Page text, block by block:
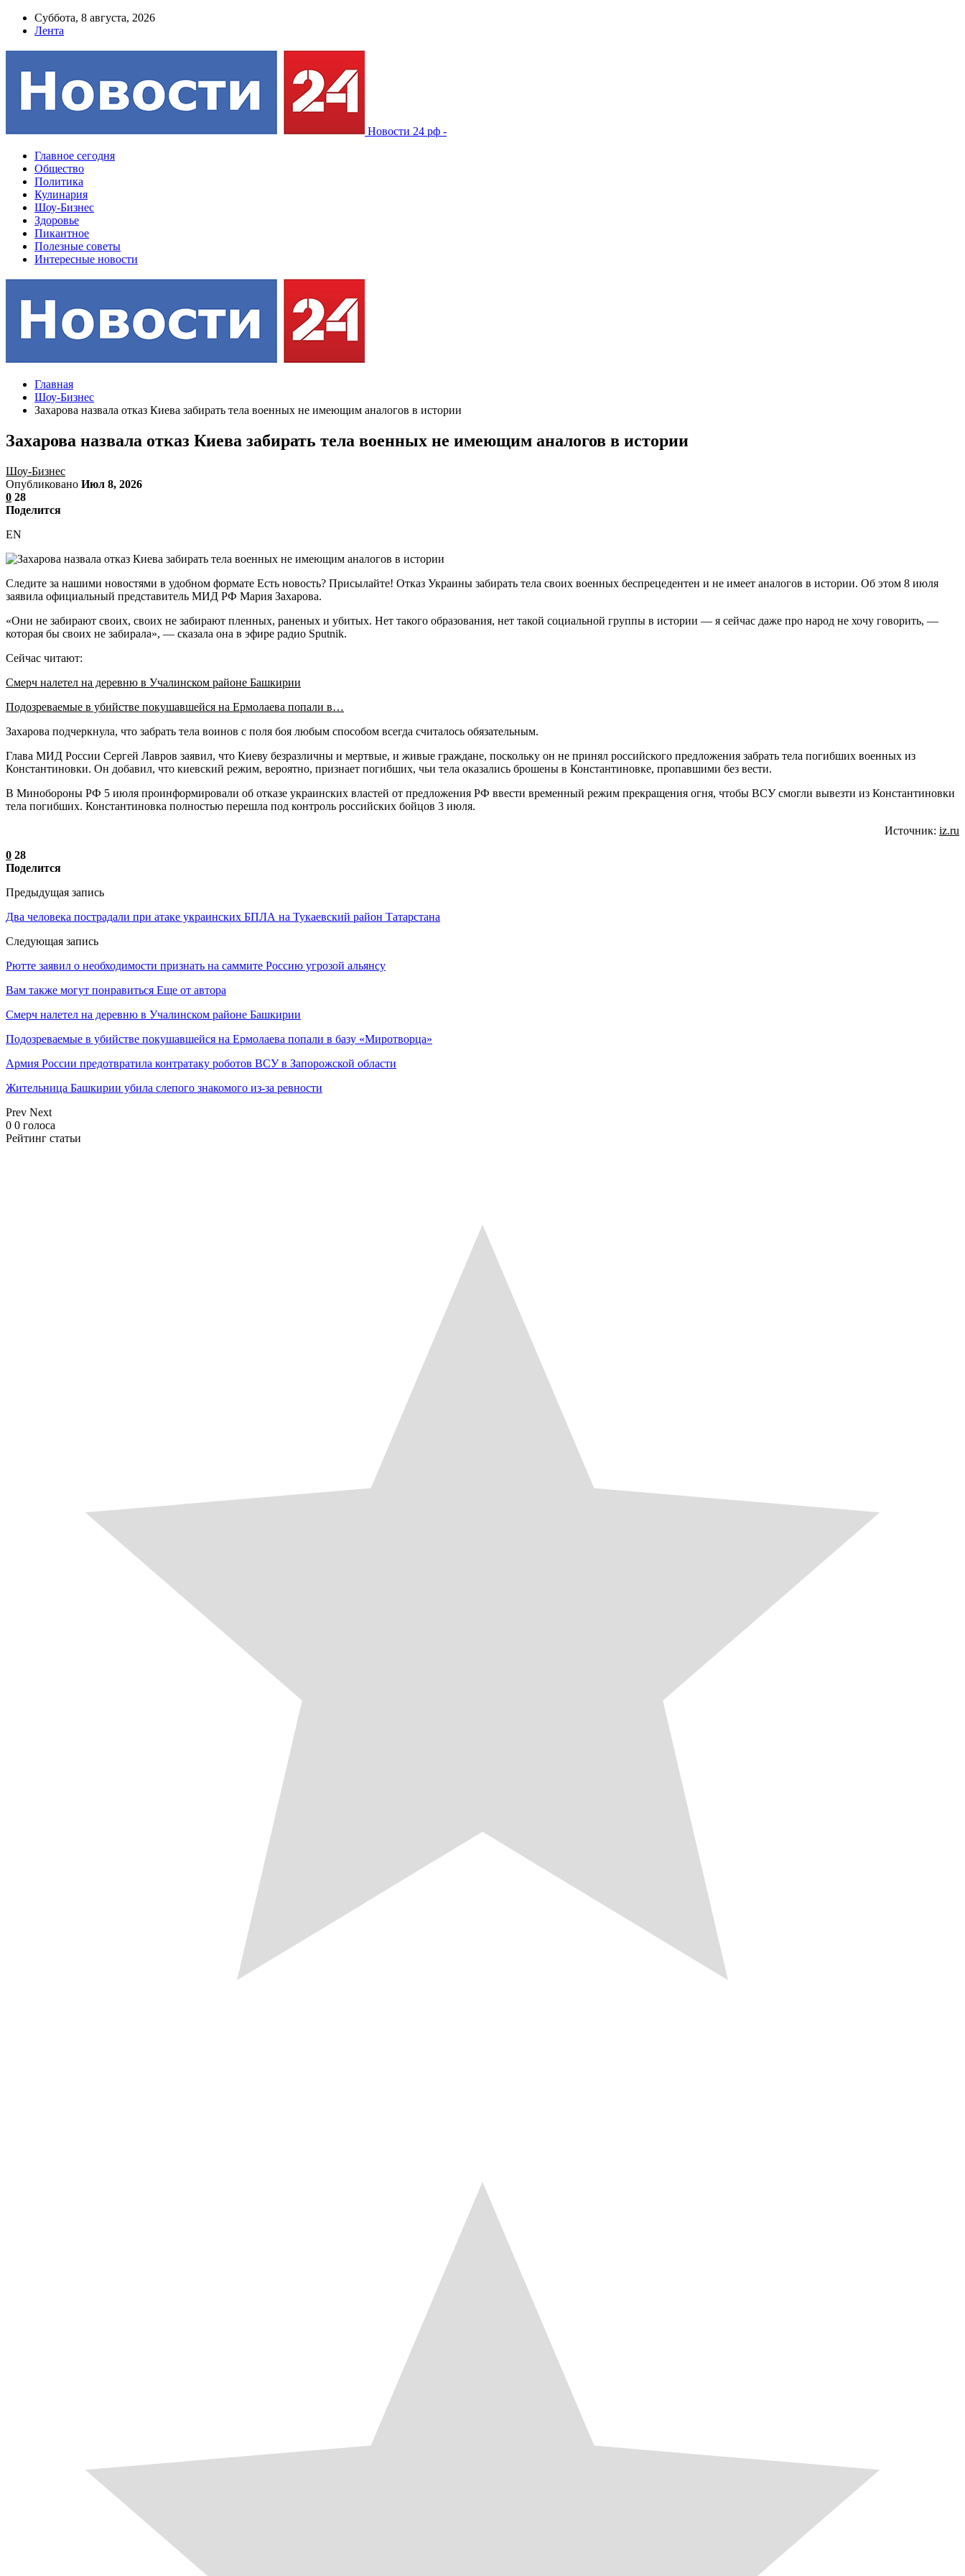
Суббота, 8 августа, 2026
Лента
Новости 24 рф -
Главное сегодня
Общество
Политика
Кулинария
Шоу-Бизнес
Здоровье
Пикантное
Полезные советы
Интересные новости
Главная
Шоу-Бизнес
Захарова назвала отказ Киева забирать тела военных не имеющим аналогов в истории
Захарова назвала отказ Киева забирать тела военных не имеющим аналогов в истории
Шоу-Бизнес
Опубликовано Июл 8, 2026
0 28
Поделится
EN
Следите за нашими новостями в удобном формате Есть новость? Присылайте! Отказ Украины забирать тела своих военных беспрецедентен и не имеет аналогов в истории. Об этом 8 июля
заявила официальный представитель МИД РФ Мария Захарова.
«Они не забирают своих, своих не забирают пленных, раненых и убитых. Нет такого образования, нет такой социальной группы в истории — я сейчас даже про народ не хочу говорить, —
которая бы своих не забирала», — сказала она в эфире радио Sputnik.
Сейчас читают:
Смерч налетел на деревню в Учалинском районе Башкирии
Подозреваемые в убийстве покушавшейся на Ермолаева попали в…
Захарова подчеркнула, что забрать тела воинов с поля боя любым способом всегда считалось обязательным.
Глава МИД России Сергей Лавров заявил, что Киеву безразличны и мертвые, и живые граждане, поскольку он не принял российского предложения забрать тела погибших военных из
Константиновки. Он добавил, что киевский режим, вероятно, признает погибших, чьи тела оказались брошены в Константиновке, пропавшими без вести.
В Минобороны РФ 5 июля проинформировали об отказе украинских властей от предложения РФ ввести временный режим прекращения огня, чтобы ВСУ смогли вывезти из Константиновки
тела погибших. Константиновка полностью перешла под контроль российских бойцов 3 июля.
Источник: iz.ru
0 28
Поделится
Предыдущая запись
Два человека пострадали при атаке украинских БПЛА на Тукаевский район Татарстана
Следующая запись
Рютте заявил о необходимости признать на саммите Россию угрозой альянсу
Вам также могут понравиться Еще от автора
Смерч налетел на деревню в Учалинском районе Башкирии
Подозреваемые в убийстве покушавшейся на Ермолаева попали в базу «Миротворца»
Армия России предотвратила контратаку роботов ВСУ в Запорожской области
Жительница Башкирии убила слепого знакомого из-за ревности
Prev Next
0 0 голоса
Рейтинг статьи